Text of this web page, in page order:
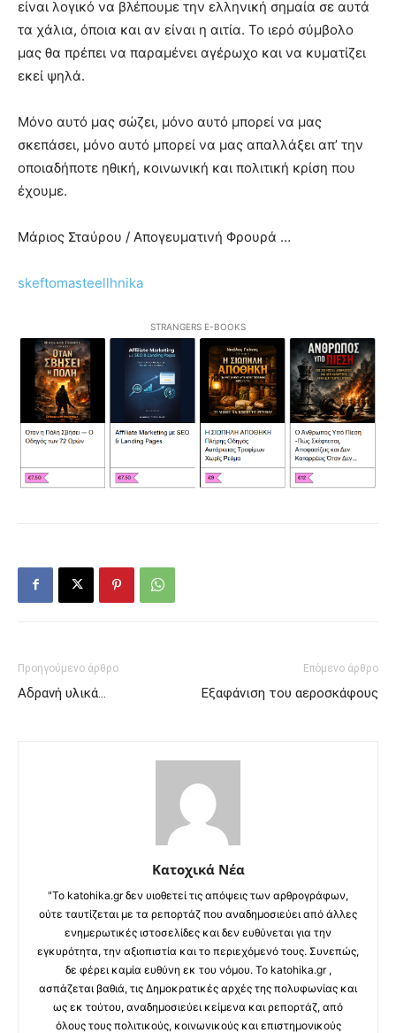
είναι λογικό να βλέπουμε την ελληνική σημαία σε αυτά
τα χάλια, όποια και αν είναι η αιτία. Το ιερό σύμβολο
μας θα πρέπει να παραμένει αγέρωχο και να κυματίζει
εκεί ψηλά.
Μόνο αυτό μας σώζει, μόνο αυτό μπορεί να μας
σκεπάσει, μόνο αυτό μπορεί να μας απαλλάξει απ’ την
οποιαδήποτε ηθική, κοινωνική και πολιτική κρίση που
έχουμε.
Μάριος Σταύρου / Απογευματινή Φρουρά …
skeftomasteellhnika
STRANGERS E-BOOKS
Προηγούμενο άρθρο
Αδρανή υλικά…
Επόμενο άρθρο
Εξαφάνιση του αεροσκάφους
Κατοχικά Νέα
"Το katohika.gr δεν υιοθετεί τις απόψεις των αρθρογράφων,
ούτε ταυτίζεται με τα ρεπορτάζ που αναδημοσιεύει από άλλες
ενημερωτικές ιστοσελίδες και δεν ευθύνεται για την
εγκυρότητα, την αξιοπιστία και το περιεχόμενό τους. Συνεπώς,
δε φέρει καμία ευθύνη εκ του νόμου. Το katohika.gr ,
ασπάζεται βαθιά, τις Δημοκρατικές αρχές της πολυφωνίας και
ως εκ τούτου, αναδημοσιεύει κείμενα και ρεπορτάζ, από
όλους τους πολιτικούς, κοινωνικούς και επιστημονικούς